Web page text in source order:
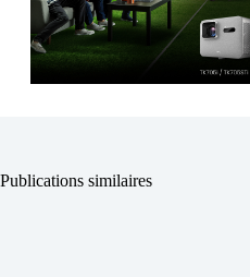
Publications similaires